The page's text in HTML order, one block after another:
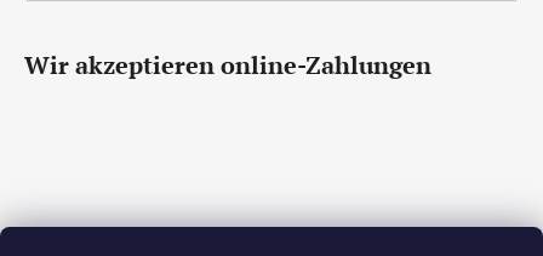
Wir akzeptieren online-Zahlungen